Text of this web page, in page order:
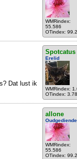
WMRindex:
55.586
OTindex:
Spotcatus
Erelid
WMRindex:
OTindex:
Dat lust ik
allone
Oudgediende
WMRindex:
55.586
OTindex: